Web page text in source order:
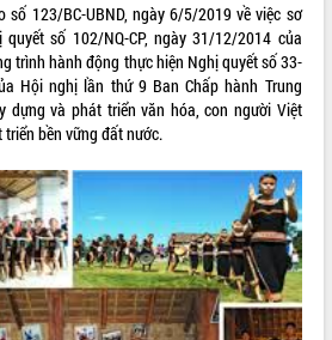
số 123/BC-UBND, ngày 6/5/2019 về việc sơ
số 102/NQ-CP, ngày 31/12/2014 của
trình hành động thực hiện Nghị quyết số 33-
Hội nghị lần thứ 9 Ban Chấp hành Trung
dựng và phát triển văn hóa, con người Việt
bền vững đất nước.